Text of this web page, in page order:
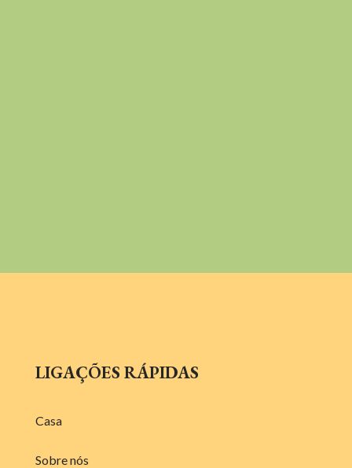
LIGAÇÕES RÁPIDAS
Casa
Sobre nós